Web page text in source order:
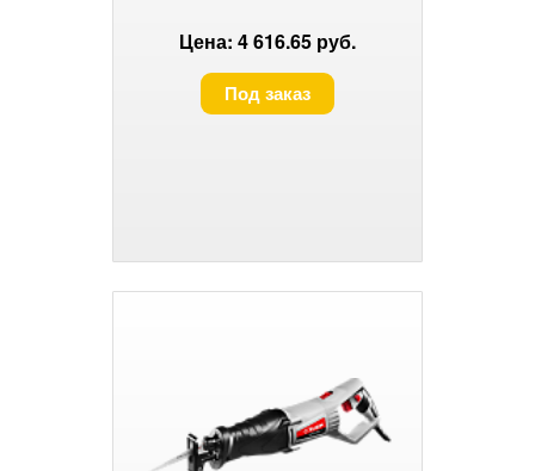
Цена: 4 616.65 руб.
Под заказ